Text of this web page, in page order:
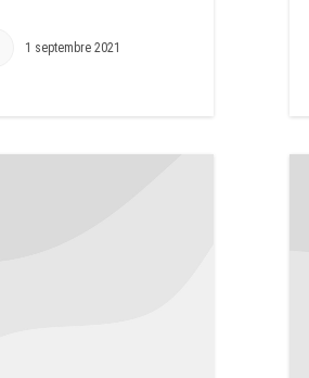
1 septembre 2021